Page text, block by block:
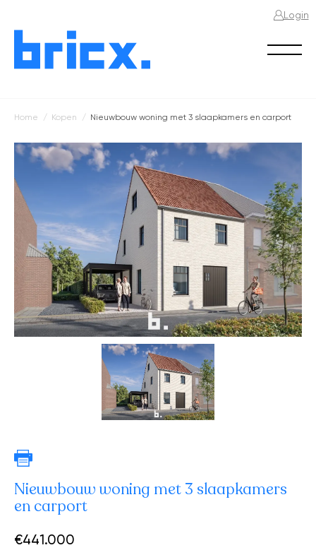
Login
Home Kopen Nieuwbouw woning met 3 slaapkamers en carport
Nieuwbouw woning met 3 slaapkamers
en carport
€441.000